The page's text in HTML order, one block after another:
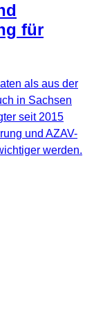
für
als aus der
in Sachsen
seit 2015
und AZAV-
werden.